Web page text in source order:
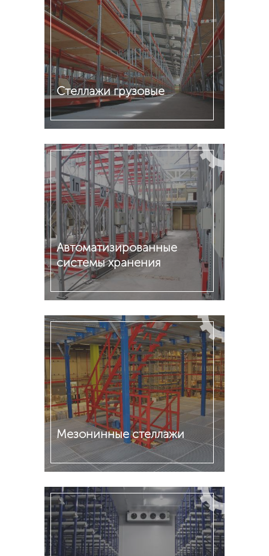
Стеллажи грузовые
Подробнее
Автоматизированные
системы хранения
Подробнее
Мезонинные стеллажи
Подробнее